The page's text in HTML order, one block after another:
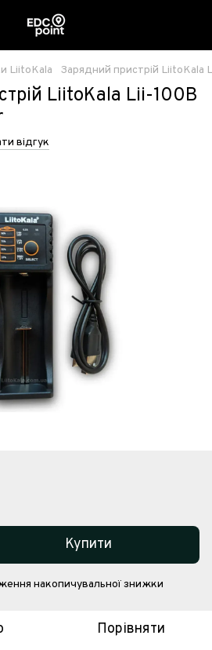
LiitoKala Зарядний пристрій LiitoKala
LiitoKala Lii-100B
відгук
Купити
накопичувальної знижки
Порівняти